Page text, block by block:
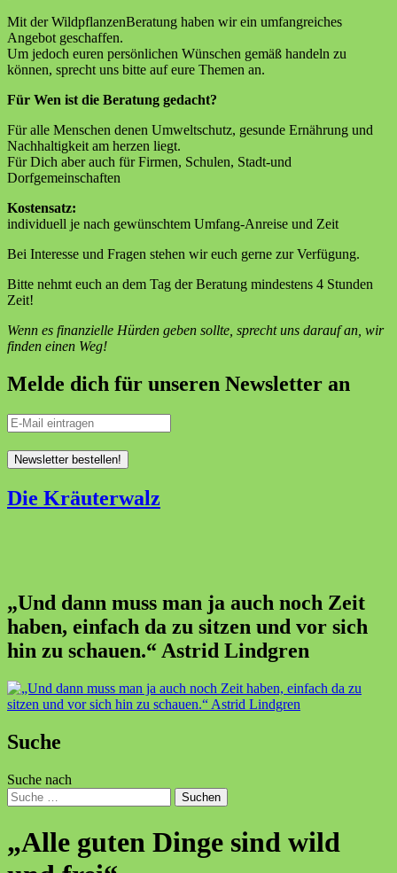
Mit der WildpflanzenBeratung haben wir ein umfangreiches
Angebot geschaffen.
Um jedoch euren persönlichen Wünschen gemäß handeln zu
können, sprecht uns bitte auf eure Themen an.
Für Wen ist die Beratung gedacht?
Für alle Menschen denen Umweltschutz, gesunde Ernährung und
Nachhaltigkeit am herzen liegt.
Für Dich aber auch für Firmen, Schulen, Stadt-und
Dorfgemeinschaften
Kostensatz:
individuell je nach gewünschtem Umfang-Anreise und Zeit
Bei Interesse und Fragen stehen wir euch gerne zur Verfügung.
Bitte nehmt euch an dem Tag der Beratung mindestens 4 Stunden
Zeit!
Wenn es finanzielle Hürden geben sollte, sprecht uns darauf an, wir
finden einen Weg!
Melde dich für unseren Newsletter an
Die Kräuterwalz
„Und dann muss man ja auch noch Zeit
haben, einfach da zu sitzen und vor sich
hin zu schauen.“ Astrid Lindgren
Suche
Suche nach
Suchen
„Alle guten Dinge sind wild